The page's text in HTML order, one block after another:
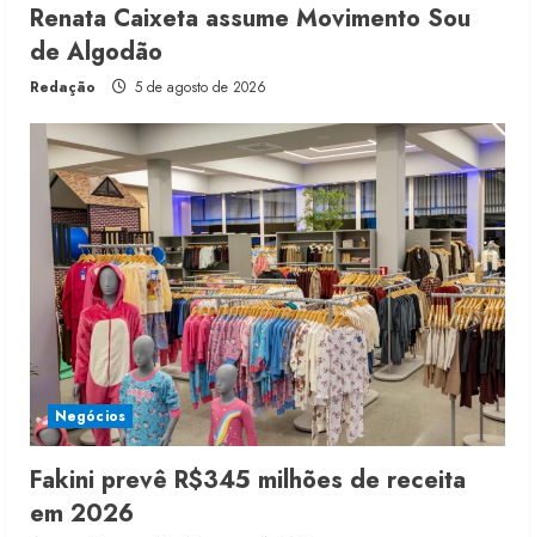
Renata Caixeta assume Movimento Sou
de Algodão
Redação 5 de agosto de 2026
Negócios
Fakini prevê R$345 milhões de receita
em 2026